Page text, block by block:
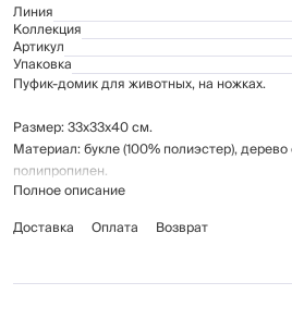
Линия
Коллекция
Артикул
Упаковка
Пуфик-домик для животных, на ножках.
Размер: 33х33х40 см.
Материал: букле (100% полиэстер),
полипропилен.
Максимально допустимый вес - 120 кг.
Рекомендации по уходу: чистить мягкой
моющих средств, подходящих для чистки
Полное описание
Доставка
Оплата Возврат